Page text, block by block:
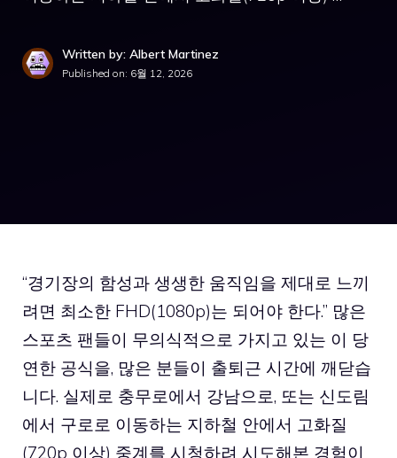
Written by: Albert Martinez
Published on: 6월 12, 2026
“경기장의 함성과 생생한 움직임을 제대로 느끼
려면 최소한 FHD(1080p)는 되어야 한다.” 많은
스포츠 팬들이 무의식적으로 가지고 있는 이 당
연한 공식을, 많은 분들이 출퇴근 시간에 깨닫습
니다. 실제로 충무로에서 강남으로, 또는 신도림
에서 구로로 이동하는 지하철 안에서 고화질
(720p 이상) 중계를 시청하려 시도해본 경험이